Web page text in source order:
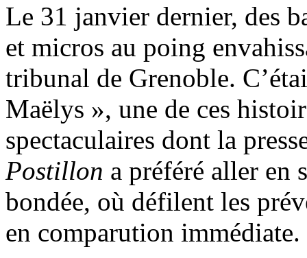
Le 31 janvier dernier, des
et micros au poing
tribunal de Grenoble.
Maëlys », une de ces
spectaculaires dont la
Postillon a préféré aller en
bondée, où défilent les
en comparution immédiate.